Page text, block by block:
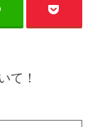
て！